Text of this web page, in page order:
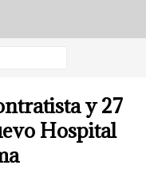
y 27
Hospital